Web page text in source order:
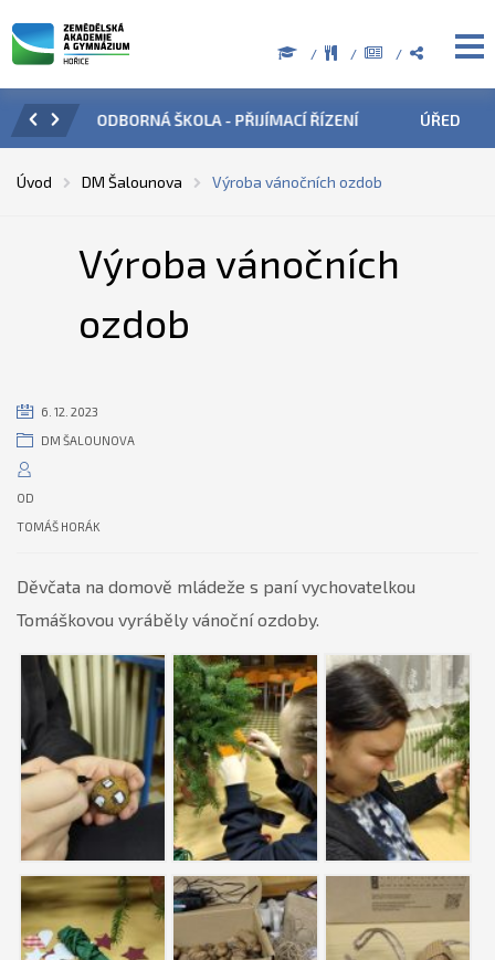
ÚŘEDNÍ HODINY V OBDOBÍ LETNÍCH PRÁZDNIN
Úvod DM Šalounova Výroba vánočních ozdob
Výroba vánočních
ozdob
6. 12. 2023
DM ŠALOUNOVA
OD
TOMÁŠ HORÁK
Děvčata na domově mládeže s paní vychovatelkou
Tomáškovou vyráběly vánoční ozdoby.